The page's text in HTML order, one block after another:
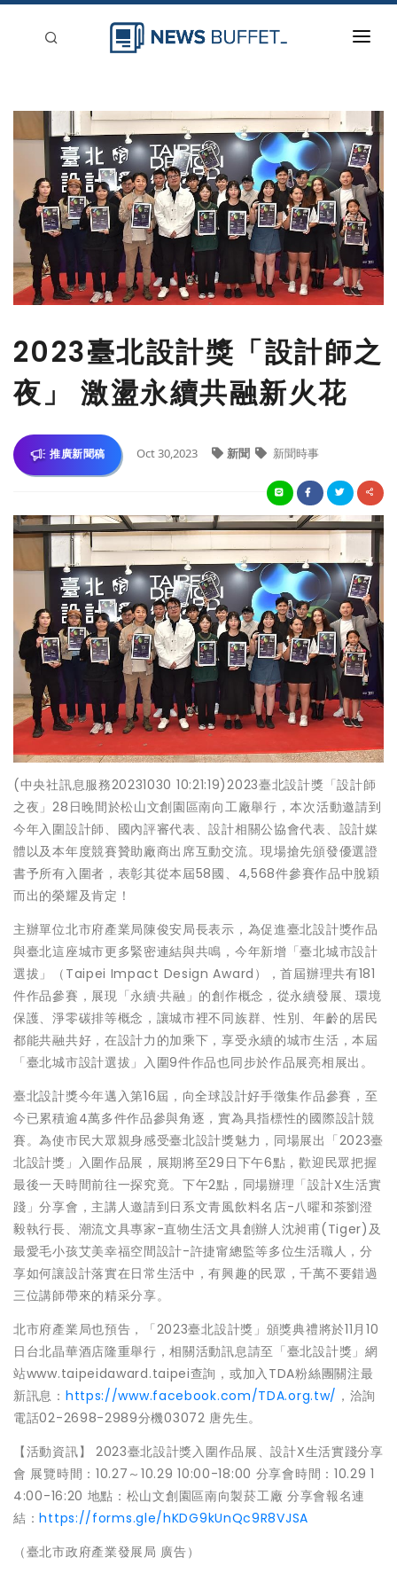
新聞稿分類
登入
刊登
2023臺北設計獎「設計師之
夜」 激盪永續共融新火花
推廣新聞稿 Oct 30,2023 新聞 新聞時事
(中央社訊息服務20231030 10:21:19)2023臺北設計獎「設計師
之夜」28日晚間於松山文創園區南向工廠舉行，本次活動邀請到
今年入圍設計師、國內評審代表、設計相關公協會代表、設計媒
體以及本年度競賽贊助廠商出席互動交流。現場搶先頒發優選證
書予所有入圍者，表彰其從本屆58國、4,568件參賽作品中脫穎
而出的榮耀及肯定！
主辦單位北市府產業局陳俊安局長表示，為促進臺北設計獎作品
與臺北這座城市更多緊密連結與共鳴，今年新增「臺北城市設計
選拔」（Taipei Impact Design Award），首屆辦理共有181
件作品參賽，展現「永續·共融」的創作概念，從永續發展、環境
保護、淨零碳排等概念，讓城市裡不同族群、性別、年齡的居民
都能共融共好，在設計力的加乘下，享受永續的城市生活，本屆
「臺北城市設計選拔」入圍9件作品也同步於作品展亮相展出。
臺北設計獎今年邁入第16屆，向全球設計好手徵集作品參賽，至
今已累積逾4萬多件作品參與角逐，實為具指標性的國際設計競
賽。為使市民大眾親身感受臺北設計獎魅力，同場展出「2023臺
北設計獎」入圍作品展，展期將至29日下午6點，歡迎民眾把握
最後一天時間前往一探究竟。下午2點，同場辦理「設計X生活實
踐」分享會，主講人邀請到日系文青風飲料名店-八曜和茶劉澄
毅執行長、潮流文具專家-直物生活文具創辦人沈昶甫(Tiger)及
最愛毛小孩艾美幸福空間設計-許捷甯總監等多位生活職人，分
享如何讓設計落實在日常生活中，有興趣的民眾，千萬不要錯過
三位講師帶來的精采分享。
北市府產業局也預告，「2023臺北設計獎」頒獎典禮將於11月10
日台北晶華酒店隆重舉行，相關活動訊息請至「臺北設計獎」網
站www.taipeidaward.taipei查詢，或加入TDA粉絲團關注最
新訊息： https://www.facebook.com/TDA.org.tw/ ，洽詢
電話02-2698-2989分機03072 唐先生。
【活動資訊】 2023臺北設計獎入圍作品展、設計X生活實踐分享
會 展覽時間：10.27～10.29 10:00-18:00 分享會時間：10.29 1
4:00-16:20 地點：松山文創園區南向製菸工廠 分享會報名連
結：https://forms.gle/hKDG9kUnQc9R8VJSA
（臺北市政府產業發展局 廣告）